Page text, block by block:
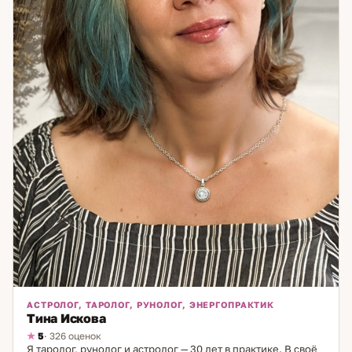
АСТРОЛОГ, ТАРОЛОГ, РУНОЛОГ, ЭНЕРГОПРАКТИК
Тина Искова
5· 326 оценок
Я таролог, рунолог и астролог — 30 лет в практике. В своё